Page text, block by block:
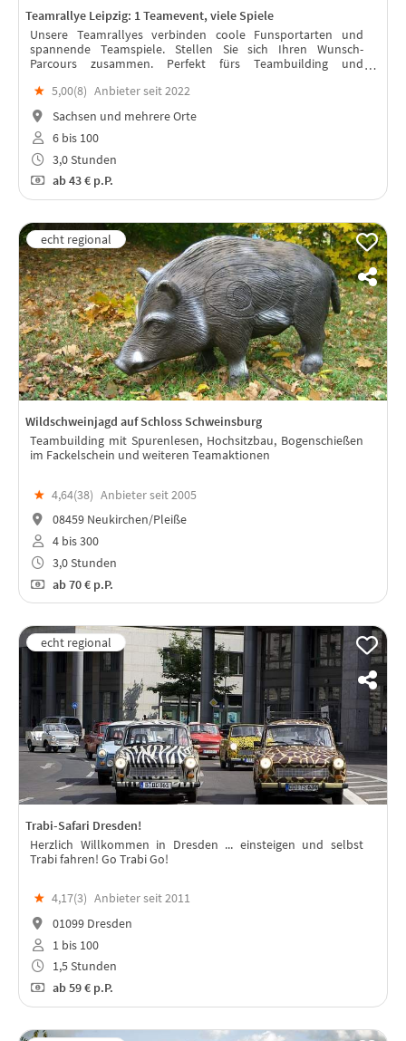
Teamrallye Leipzig: 1 Teamevent, viele Spiele
Unsere Teamrallyes verbinden coole Funsportarten und
spannende Teamspiele. Stellen Sie sich Ihren Wunsch-
Parcours zusammen. Perfekt fürs Teambuilding und
drinnen stattfinden.
★ 5,00(8) Anbieter seit 2022
Sachsen und mehrere Orte
6 bis 100
3,0 Stunden
ab43 € p.P.
Wildschweinjagd auf Schloss Schweinsburg
Teambuilding mit Spurenlesen, Hochsitzbau, Bogenschießen
im Fackelschein und weiteren Teamaktionen
★ 4,64(38) Anbieter seit 2005
08459 Neukirchen/Pleiße
4 bis 300
3,0 Stunden
ab70 € p.P.
Trabi-Safari Dresden!
Herzlich Willkommen in Dresden ... einsteigen und selbst
Trabi fahren! Go Trabi Go!
★ 4,17(3) Anbieter seit 2011
01099 Dresden
1 bis 100
1,5 Stunden
ab59 € p.P.